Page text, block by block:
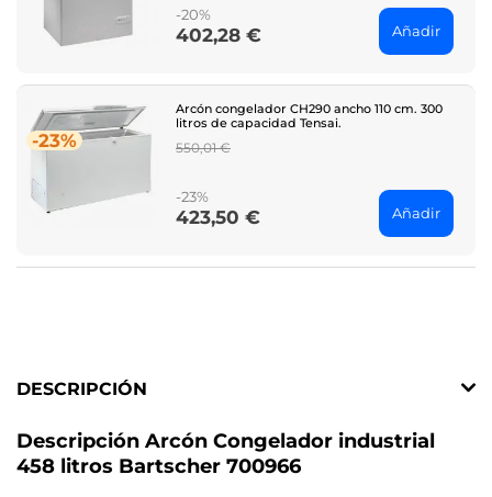
-20%
Price
402,28 € Añadir
-23%
Arcón congelador CH290 ancho 110 cm. 300
litros de capacidad Tensai.
Regular
550,01 €
-23%
Price
423,50 € Añadir
DESCRIPCIÓN
Descripción Arcón Congelador industrial
458 litros Bartscher 700966